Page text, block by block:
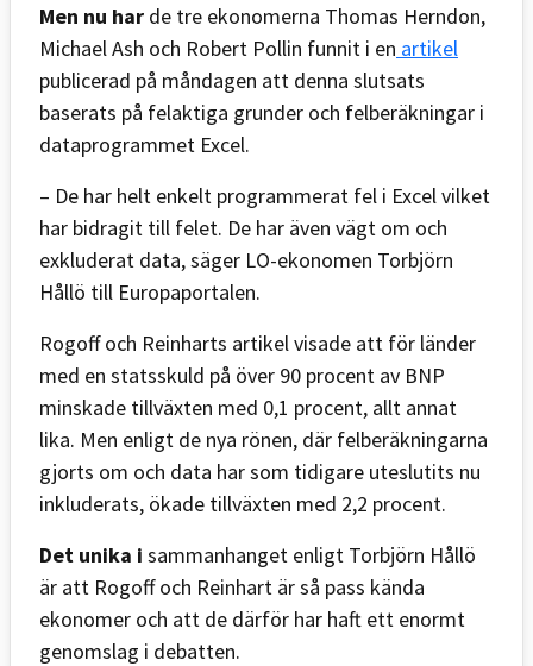
Men nu har de tre ekonomerna Thomas Herndon,
Michael Ash och Robert Pollin funnit i en artikel
publicerad på måndagen att denna slutsats
baserats på felaktiga grunder och felberäkningar i
dataprogrammet Excel.
– De har helt enkelt programmerat fel i Excel vilket
har bidragit till felet. De har även vägt om och
exkluderat data, säger LO-ekonomen Torbjörn
Hållö till Europaportalen.
Rogoff och Reinharts artikel visade att för länder
med en statsskuld på över 90 procent av BNP
minskade tillväxten med 0,1 procent, allt annat
lika. Men enligt de nya rönen, där felberäkningarna
gjorts om och data har som tidigare uteslutits nu
inkluderats, ökade tillväxten med 2,2 procent.
Det unika i sammanhanget enligt Torbjörn Hållö
är att Rogoff och Reinhart är så pass kända
ekonomer och att de därför har haft ett enormt
genomslag i debatten.